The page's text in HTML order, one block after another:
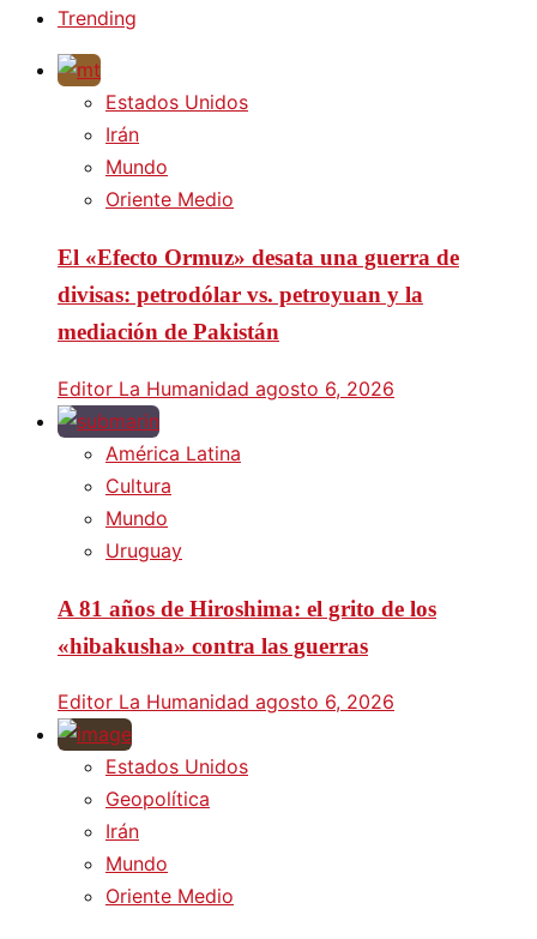
Trending
Estados Unidos
Irán
Mundo
Oriente Medio
El «Efecto Ormuz» desata una guerra de
divisas: petrodólar vs. petroyuan y la
mediación de Pakistán
Editor La Humanidad agosto 6, 2026
América Latina
Cultura
Mundo
Uruguay
A 81 años de Hiroshima: el grito de los
«hibakusha» contra las guerras
Editor La Humanidad agosto 6, 2026
Estados Unidos
Geopolítica
Irán
Mundo
Oriente Medio